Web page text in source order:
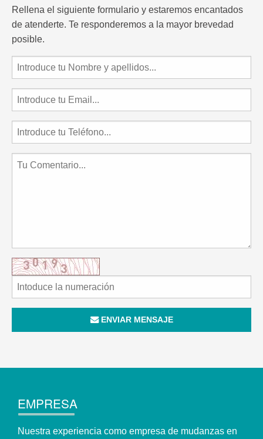
Rellena el siguiente formulario y estaremos encantados
de atenderte. Te responderemos a la mayor brevedad
posible.
ENVIAR MENSAJE
EMPRESA
Nuestra experiencia como empresa de mudanzas en